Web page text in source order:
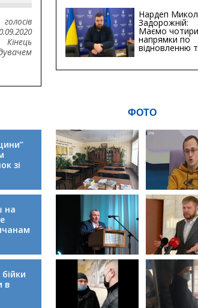
голосів
Кінець
Хіба...
Нардеп
Задорожній:
Маємо чотири
напрямки по
відновленню
будівництву
зі
на
в
ФОТО